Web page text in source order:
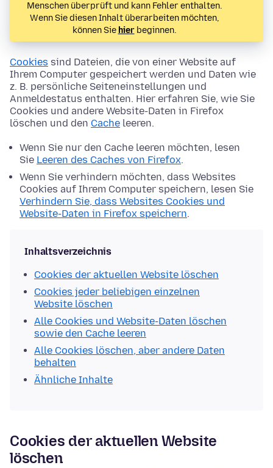
Menschen überprüft und kann Fehler enthalten.
Wenn Sie diesen Inhalt überarbeiten möchten,
können Sie hierbeginnen.
Cookies sind Dateien, die von einer Website auf
Ihrem Computer gespeichert werden und Daten wie
z. B. persönliche Seiteneinstellungen und
Anmeldestatus enthalten. Hier erfahren Sie, wie Sie
Cookies und andere Website-Daten in Firefox
löschen und den Cache leeren.
Wenn Sie nur den Cache leeren möchten, lesen
Sie Leeren des Caches von Firefox.
Wenn Sie verhindern möchten, dass Websites
Cookies auf Ihrem Computer speichern, lesen Sie
Verhindern Sie, dass Websites Cookies und
Website-Daten in Firefox speichern.
Inhaltsverzeichnis
Cookies der aktuellen Website löschen
Cookies jeder beliebigen einzelnen
Website löschen
Alle Cookies und Website-Daten löschen
sowie den Cache leeren
Alle Cookies löschen, aber andere Daten
behalten
Ähnliche Inhalte
Cookies der aktuellen Website
löschen